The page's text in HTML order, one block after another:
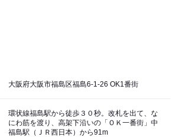
大阪府大阪市福島区福島6-1-26 OK1番街
環状線福島駅から徒歩３０秒。改札を出て、な
にわ筋を渡り、高架下沿いの「ＯＫ一番街」中
福島駅（ＪＲ西日本）から91m